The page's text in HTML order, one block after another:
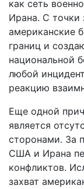
как сеть
Ирана. С точки
американские
границ и
национальной
любой
реакцию
Еще одной
является
сторонами. За
США и Ирана
конфликтов.
захват